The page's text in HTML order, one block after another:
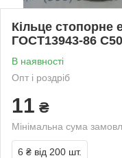
Кільце стопорне
ГОСТ13943-86 С50
В наявності
Опт і роздріб
11 ₴
Мінімальна сума
6 ₴ від 200 шт.